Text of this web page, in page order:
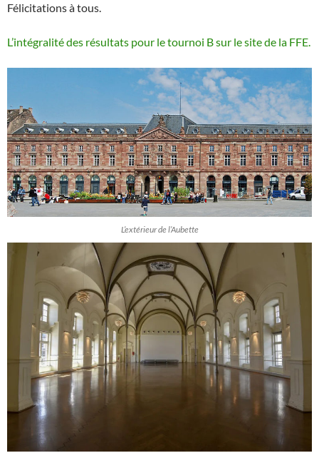
Félicitations à tous.
L’intégralité des résultats pour le tournoi B sur le site de la FFE.
L’extérieur de l’Aubette